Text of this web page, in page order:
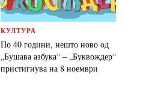
КУЛТУРА
По 40 години, нешто ново од
„Бушава азбука“ – „Буквождер“
пристигнува на 8 ноември